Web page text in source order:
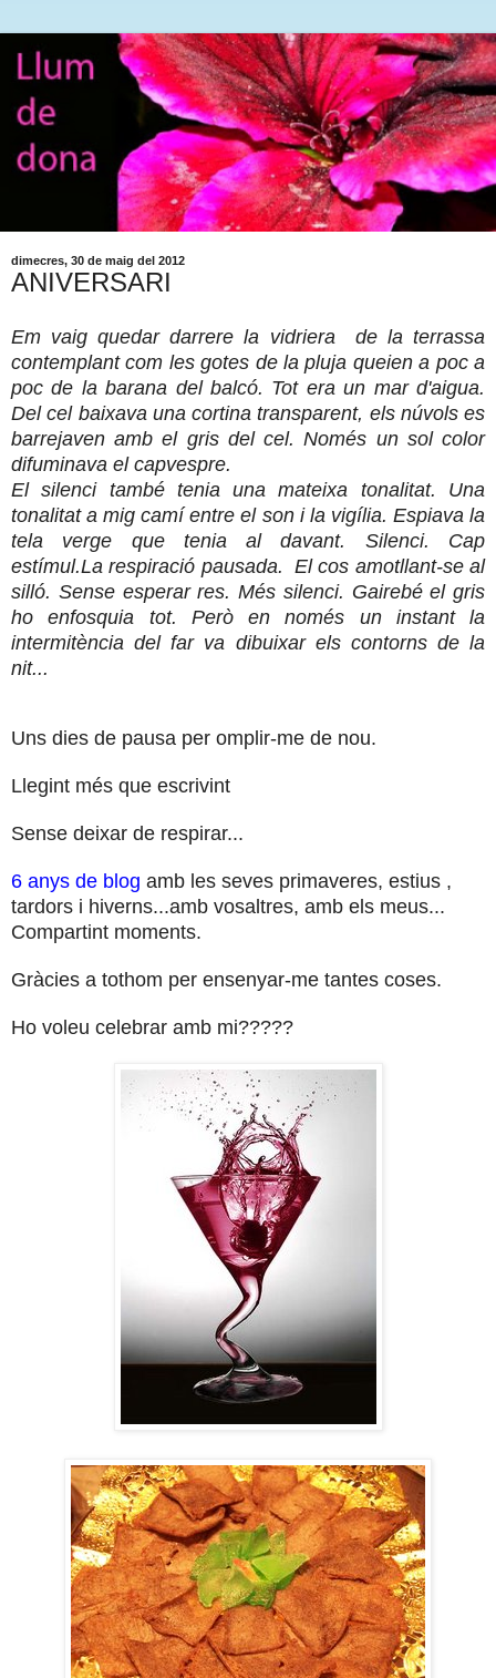
dimecres, 30 de maig del 2012
ANIVERSARI
Em vaig quedar darrere la vidriera de la terrassa
contemplant com les gotes de la pluja queien a poc a
poc de la barana del balcó. Tot era un mar d'aigua.
Del cel baixava una cortina transparent, els núvols es
barrejaven amb el gris del cel. Només un sol color
difuminava el capvespre.
El silenci també tenia una mateixa tonalitat. Una
tonalitat a mig camí entre el son i la vigília. Espiava la
tela verge que tenia al davant. Silenci. Cap
estímul.La respiració pausada. El cos amotllant-se al
silló. Sense esperar res. Més silenci. Gairebé el gris
ho enfosquia tot. Però en només un instant la
intermitència del far va dibuixar els contorns de la
nit...
Uns dies de pausa per omplir-me de nou.
Llegint més que escrivint
Sense deixar de respirar...
6 anys de blog amb les seves primaveres, estius ,
tardors i hiverns...amb vosaltres, amb els meus...
Compartint moments.
Gràcies a tothom per ensenyar-me tantes coses.
Ho voleu celebrar amb mi?????